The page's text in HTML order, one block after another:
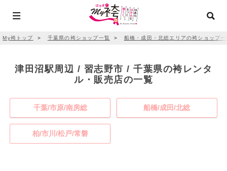
My袴トップ ＞ 千葉県の袴ショップ一覧 ＞ 船橋・成田・北総エリアの袴ショップ一
津田沼駅周辺 / 習志野市 / 千葉県の袴レンタ
ル・販売店の一覧
千葉/市原/南房総 船橋/成田/北総
柏/市川/松戸/常磐